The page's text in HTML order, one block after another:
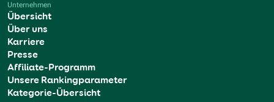
Unternehmen
Übersicht
Über uns
Karriere
Presse
Affiliate-Programm
Unsere Rankingparameter
Kategorie-Übersicht